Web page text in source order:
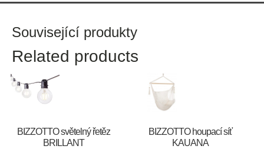
Související produkty
Related products
BIZZOTTO světelný řetěz
BRILLANT
BIZZOTTO houpací síť
KAUANA